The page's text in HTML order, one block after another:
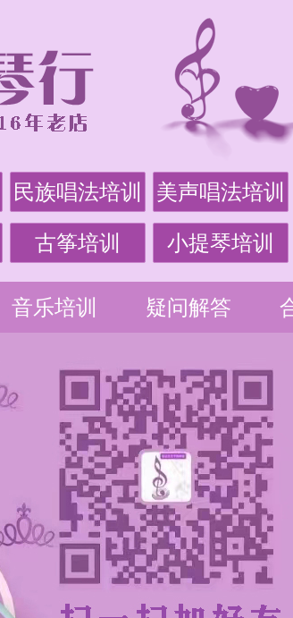
民族唱法培训 美声唱法培训
古筝培训 小提琴培训
音乐培训 疑问解答